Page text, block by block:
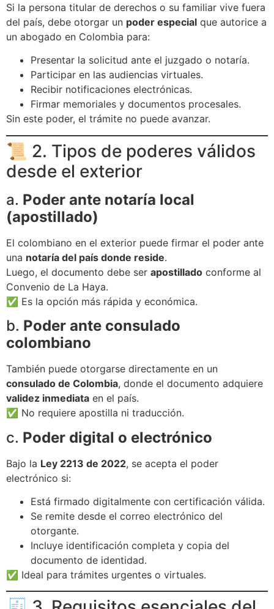
Si la persona titular de derechos o su familiar vive fuera
del país, debe otorgar un poder especial que autorice a
un abogado en Colombia para:
Presentar la solicitud ante el juzgado o notaría.
Participar en las audiencias virtuales.
Recibir notificaciones electrónicas.
Firmar memoriales y documentos procesales.
Sin este poder, el trámite no puede avanzar.
📜 2. Tipos de poderes válidos
desde el exterior
a. Poder ante notaría local
(apostillado)
El colombiano en el exterior puede firmar el poder ante
una notaría del país donde reside.
Luego, el documento debe ser apostillado conforme al
Convenio de La Haya.
✅ Es la opción más rápida y económica.
b. Poder ante consulado
colombiano
También puede otorgarse directamente en un
consulado de Colombia, donde el documento adquiere
validez inmediata en el país.
✅ No requiere apostilla ni traducción.
c. Poder digital o electrónico
Bajo la Ley 2213 de 2022, se acepta el poder
electrónico si:
Está firmado digitalmente con certificación válida.
Se remite desde el correo electrónico del
otorgante.
Incluye identificación completa y copia del
documento de identidad.
✅ Ideal para trámites urgentes o virtuales.